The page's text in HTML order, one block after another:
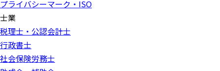
プライバシーマーク・ISO
士業
税理士・公認会計士
行政書士
社会保険労務士